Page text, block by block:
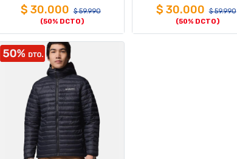
$ 30.000 $59.990
(50% DCTO)
$ 30.000 $59.990
(50% DCTO)